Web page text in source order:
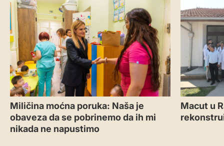
Miličina moćna poruka: Naša je
obaveza da se pobrinemo da ih mi
nikada ne napustimo
Macut u